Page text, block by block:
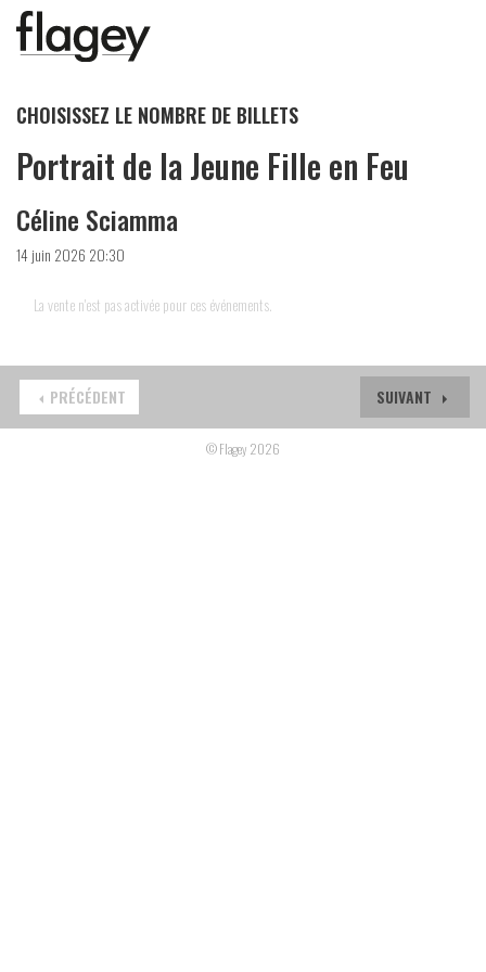
CHOISISSEZ LE NOMBRE DE BILLETS
Portrait de la Jeune Fille en Feu
Céline Sciamma
14 juin 2026 20:30
La vente n'est pas activée pour ces événements.
SUIVANT
PRÉCÉDENT
© Flagey 2026